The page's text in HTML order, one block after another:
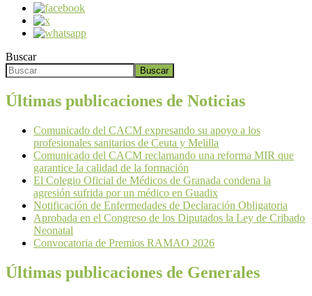
Buscar
Buscar
Últimas publicaciones de Noticias
Comunicado del CACM expresando su apoyo a los
profesionales sanitarios de Ceuta y Melilla
Comunicado del CACM reclamando una reforma MIR que
garantice la calidad de la formación
El Colegio Oficial de Médicos de Granada condena la
agresión sufrida por un médico en Guadix
Notificación de Enfermedades de Declaración Obligatoria
Aprobada en el Congreso de los Diputados la Ley de Cribado
Neonatal
Convocatoria de Premios RAMAO 2026
Últimas publicaciones de Generales